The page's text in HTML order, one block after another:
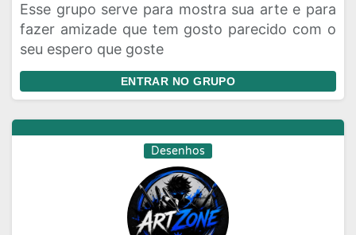
Esse grupo serve para mostra sua arte e para
fazer amizade que tem gosto parecido com o
seu espero que goste
ENTRAR NO GRUPO
Desenhos